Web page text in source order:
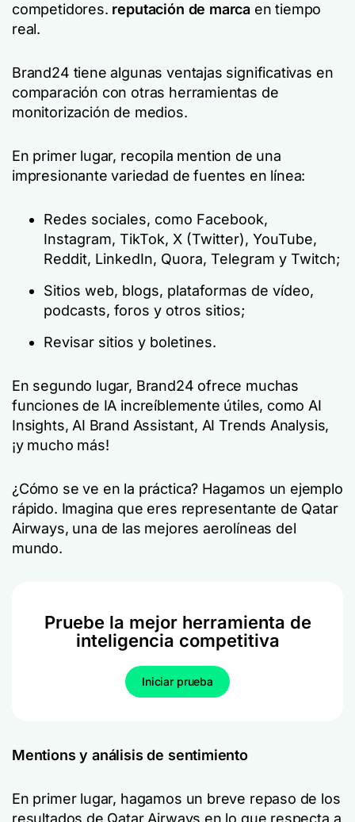
competidores. reputación de marca en tiempo
real.
Brand24 tiene algunas ventajas significativas en
comparación con otras herramientas de
monitorización de medios.
En primer lugar, recopila mention de una
impresionante variedad de fuentes en línea:
Redes sociales, como Facebook,
Instagram, TikTok, X (Twitter), YouTube,
Reddit, LinkedIn, Quora, Telegram y Twitch;
Sitios web, blogs, plataformas de vídeo,
podcasts, foros y otros sitios;
Revisar sitios y boletines.
En segundo lugar, Brand24 ofrece muchas
funciones de IA increíblemente útiles, como AI
Insights, AI Brand Assistant, AI Trends Analysis,
¡y mucho más!
¿Cómo se ve en la práctica? Hagamos un ejemplo
rápido. Imagina que eres representante de Qatar
Airways, una de las mejores aerolíneas del
mundo.
Pruebe la mejor herramienta de
inteligencia competitiva
Iniciar prueba
Mentions y análisis de sentimiento
En primer lugar, hagamos un breve repaso de los
resultados de Qatar Airways en lo que respecta a